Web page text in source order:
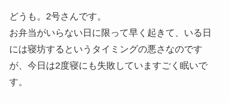
どうも。2号さんです。
お弁当がいらない日に限って早く起きて、いる日
には寝坊するというタイミングの悪さなのです
が、今日は2度寝にも失敗していますごく眠いで
す。